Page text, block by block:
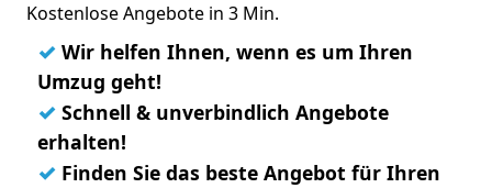
Kostenlose Angebote in 3 Min.
✓ Wir helfen Ihnen, wenn es um Ihren
Umzug geht!
✓ Schnell & unverbindlich Angebote
erhalten!
✓ Finden Sie das beste Angebot für Ihren